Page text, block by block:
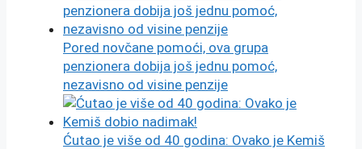
Pored novčane pomoći, ova grupa
penzionera dobija još jednu pomoć,
nezavisno od visine penzije
Ćutao je više od 40 godina: Ovako je Kemiš